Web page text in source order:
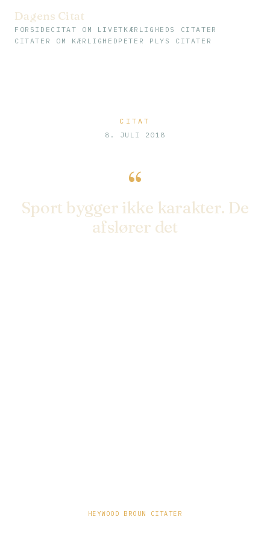
Dagens Citat
FORSIDE CITAT OM LIVET KÆRLIGHEDS CITATER
CITATER OM KÆRLIGHED PETER PLYS CITATER
CITAT
8. JULI 2018
“
Sport bygger ikke karakter. De
afslører det
HEYWOOD BROUN CITATER